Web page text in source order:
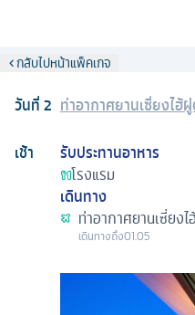
กลับไปหน้าแพ็คเกจ
วันที่2 ท่าอากาศยานเซี่ยงไฮ้
เช้า
รับประทานอาหาร
โรงแรม
เดินทาง
ท่าอากาศยานเซี่ยง
เดินทางถึง01.05